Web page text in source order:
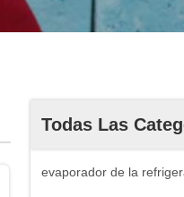
Todas Las
evaporador de la